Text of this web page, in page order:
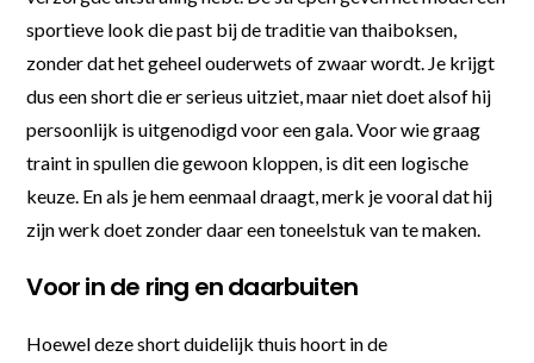
sportieve look die past bij de traditie van thaiboksen,
zonder dat het geheel ouderwets of zwaar wordt. Je krijgt
dus een short die er serieus uitziet, maar niet doet alsof hij
persoonlijk is uitgenodigd voor een gala. Voor wie graag
traint in spullen die gewoon kloppen, is dit een logische
keuze. En als je hem eenmaal draagt, merk je vooral dat hij
zijn werk doet zonder daar een toneelstuk van te maken.
Voor in de ring en daarbuiten
Hoewel deze short duidelijk thuis hoort in de